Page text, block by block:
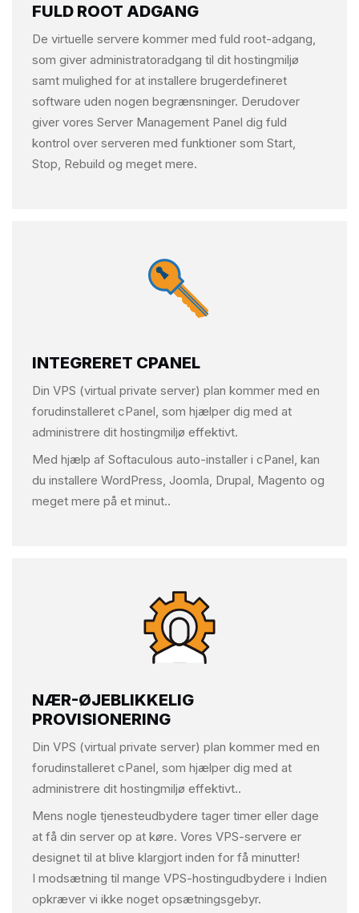
FULD ROOT ADGANG
De virtuelle servere kommer med fuld root-adgang,
som giver administratoradgang til dit hostingmiljø
samt mulighed for at installere brugerdefineret
software uden nogen begrænsninger. Derudover
giver vores Server Management Panel dig fuld
kontrol over serveren med funktioner som Start,
Stop, Rebuild og meget mere.
INTEGRERET CPANEL
Din VPS (virtual private server) plan kommer med en
forudinstalleret cPanel, som hjælper dig med at
administrere dit hostingmiljø effektivt.
Med hjælp af Softaculous auto-installer i cPanel, kan
du installere WordPress, Joomla, Drupal, Magento og
meget mere på et minut..
NÆR-ØJEBLIKKELIG
PROVISIONERING
Din VPS (virtual private server) plan kommer med en
forudinstalleret cPanel, som hjælper dig med at
administrere dit hostingmiljø effektivt..
Mens nogle tjenesteudbydere tager timer eller dage
at få din server op at køre. Vores VPS-servere er
designet til at blive klargjort inden for få minutter!
I modsætning til mange VPS-hostingudbydere i Indien
opkræver vi ikke noget opsætningsgebyr.